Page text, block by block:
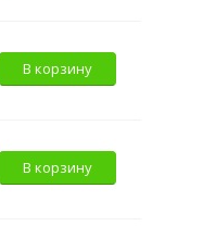
В корзину
В корзину